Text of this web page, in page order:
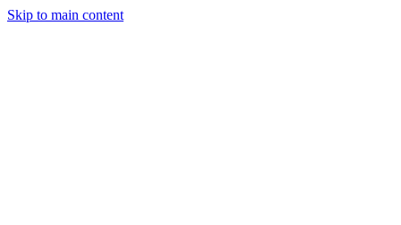
Skip to main content